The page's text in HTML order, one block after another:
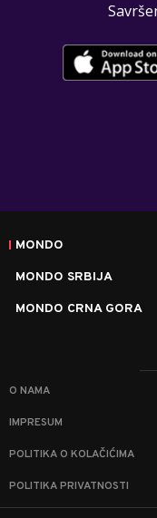
MONDO
MONDO SRBIJA
MONDO CRNA GORA
O NAMA
IMPRESUM
POLITIKA O KOLAČIĆIMA
POLITIKA PRIVATNOSTI